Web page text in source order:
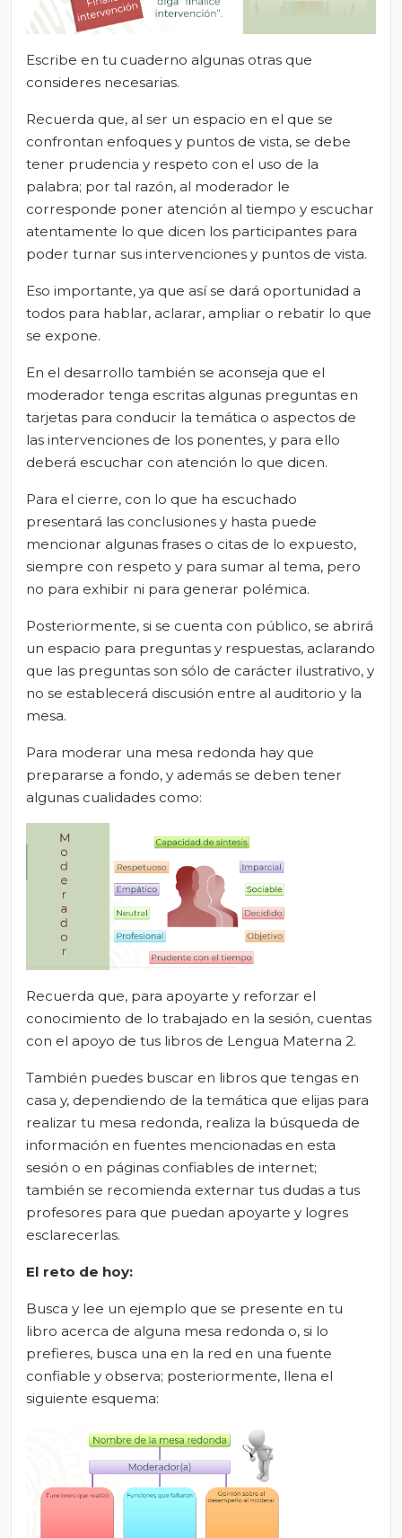
Escribe en tu cuaderno algunas otras que
consideres necesarias.
Recuerda que, al ser un espacio en el que se
confrontan enfoques y puntos de vista, se debe
tener prudencia y respeto con el uso de la
palabra; por tal razón, al moderador le
corresponde poner atención al tiempo y escuchar
atentamente lo que dicen los participantes para
poder turnar sus intervenciones y puntos de vista.
Eso importante, ya que así se dará oportunidad a
todos para hablar, aclarar, ampliar o rebatir lo que
se expone.
En el desarrollo también se aconseja que el
moderador tenga escritas algunas preguntas en
tarjetas para conducir la temática o aspectos de
las intervenciones de los ponentes, y para ello
deberá escuchar con atención lo que dicen.
Para el cierre, con lo que ha escuchado
presentará las conclusiones y hasta puede
mencionar algunas frases o citas de lo expuesto,
siempre con respeto y para sumar al tema, pero
no para exhibir ni para generar polémica.
Posteriormente, si se cuenta con público, se abrirá
un espacio para preguntas y respuestas, aclarando
que las preguntas son sólo de carácter ilustrativo, y
no se establecerá discusión entre al auditorio y la
mesa.
Para moderar una mesa redonda hay que
prepararse a fondo, y además se deben tener
algunas cualidades como:
Recuerda que, para apoyarte y reforzar el
conocimiento de lo trabajado en la sesión, cuentas
con el apoyo de tus libros de Lengua Materna 2.
También puedes buscar en libros que tengas en
casa y, dependiendo de la temática que elijas para
realizar tu mesa redonda, realiza la búsqueda de
información en fuentes mencionadas en esta
sesión o en páginas confiables de internet;
también se recomienda externar tus dudas a tus
profesores para que puedan apoyarte y logres
esclarecerlas.
El reto de hoy:
Busca y lee un ejemplo que se presente en tu
libro acerca de alguna mesa redonda o, si lo
prefieres, busca una en la red en una fuente
confiable y observa; posteriormente, llena el
siguiente esquema: